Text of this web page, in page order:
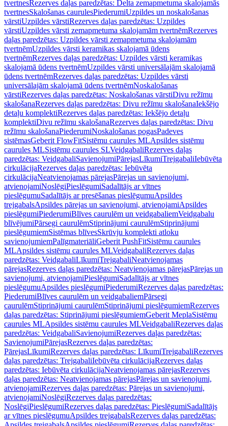
tvertnesRezerves daļas paredzētas: Delta zemapmetuma skalojamās
tvertnesSkalošanas caurulesPiederumiUzpildes un noskalošanas
vārstiUzpildes vārstiRezerves daļas paredzētas: Uzpildes
vārstiUzpildes vārsti zemapmetuma skalojamām tvertnēmRezerves
daļas paredzētas: Uzpildes vārsti zemapmetuma skalojamām
tvertnēmUzpildes vārsti keramikas skalojamā ūdens
tvertnēmRezerves daļas paredzētas: Uzpildes vārsti keramikas
skalojamā ūdens tvertnēmUzpildes vārsti universālajām skalojamā
ūdens tvertnēmRezerves daļas paredzētas: Uzpildes vārsti
universālajām skalojamā ūdens tvertnēmNoskalošanas
vārstiRezerves daļas paredzētas: Noskalošanas vārstiDivu režīmu
skalošanaRezerves daļas paredzētas: Divu režīmu skalošanaIekšējo
detaļu komplektiRezerves daļas paredzētas: Iekšējo detaļu
komplektiDivu režīmu skalošanaRezerves daļas paredzētas: Divu
režīmu skalošanaPiederumiNoskalošanas pogasPadeves
sistēmasGeberit FlowFitSistēmu caurules MLApsildes sistēmu
caurules MLSistēmu caurules SLVeidgabaliRezerves daļas
paredzētas: VeidgabaliSavienojumiPārejasLīkumiTrejgabaliIebūvēta
cirkulācijaRezerves daļas paredzētas: Iebūvēta
cirkulācijaNeatvienojamas pārejasPārejas un savienojumi,
atvienojamiNoslēgiPieslēgumiSadalītājs ar vītnes
pieslēgumuSadalītājs ar presēšanas pieslēgumuApsildes
trejgabalsApsildes pārejas un savienojumi, atvienojamiApsildes
pieslēgumiPiederumiBlīves caurulēm un veidgabaliemVeidgabalu
blīvējumiPārsegi caurulēmStiprinājumi caurulēmStiprinājumi
pieslēgumiemSistēmas blīvesSkrūvju komplekti atloku
savienojumiemPalīgmateriāliGeberit PushFitSistēmu caurules
MLApsildes sistēmu caurules MLVeidgabaliRezerves daļas
paredzētas: VeidgabaliLīkumiTrejgabaliNeatvienojamas
pārejasRezerves daļas paredzētas: Neatvienojamas pārejasPārejas un
savienojumi, atvienojamiPieslēgumiSadalītājs ar vītnes
pieslēgumuApsildes pieslēgumiPiederumiRezerves daļas paredzētas:
PiederumiBlīves caurulēm un veidgabaliemPārsegi
caurulēmStiprinājumi caurulēmStiprinājumi pieslēgumiemRezerves
daļas paredzētas: Stiprinājumi pieslēgumiemGeberit MeplaSistēmu
caurules MLApsildes sistēmu caurules MLVeidgabaliRezerves daļas
paredzētas: VeidgabaliSavienojumiRezerves daļas paredzētas:
SavienojumiPārejasRezerves daļas paredzētas:
PārejasLīkumiRezerves daļas paredzētas: LīkumiTrejgabaliRezerves
daļas paredzētas: TrejgabaliIebūvēta cirkulācijaRezerves daļas
paredzētas: Iebūvēta cirkulācijaNeatvienojamas pārejasRezerves
daļas paredzētas: Neatvienojamas pārejasPārejas un savienojumi,
atvienojamiRezerves daļas paredzētas: Pārejas un savienojumi,
atvienojamiNoslēgiRezerves daļas paredzētas:
NoslēgiPieslēgumiRezerves daļas paredzētas: PieslēgumiSadalītājs
ar vītnes pieslēgumuApsildes trejgabalsRezerves daļas paredzētas: